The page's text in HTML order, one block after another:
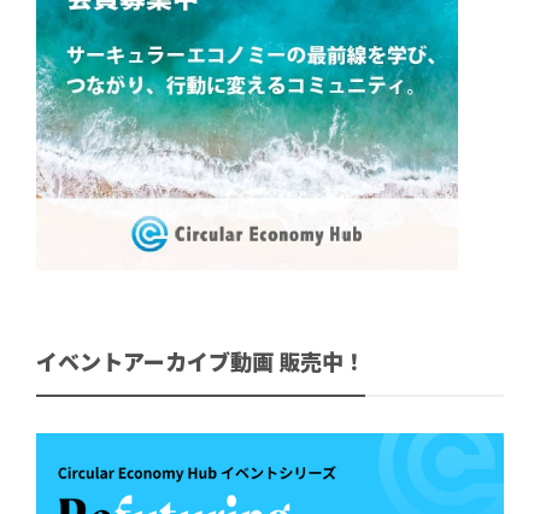
イベントアーカイブ動画 販売中！